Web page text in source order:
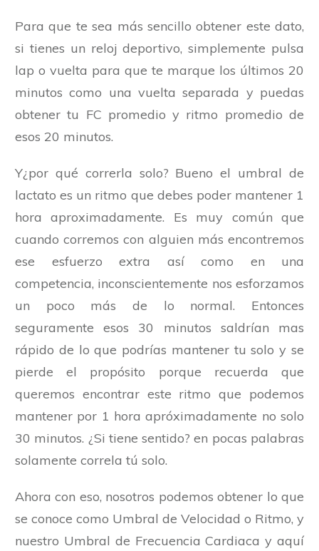
Para que te sea más sencillo obtener este dato,
si tienes un reloj deportivo, simplemente pulsa
lap o vuelta para que te marque los últimos 20
minutos como una vuelta separada y puedas
obtener tu FC promedio y ritmo promedio de
esos 20 minutos.
Y¿por qué correrla solo? Bueno el umbral de
lactato es un ritmo que debes poder mantener 1
hora aproximadamente. Es muy común que
cuando corremos con alguien más encontremos
ese esfuerzo extra así como en una
competencia, inconscientemente nos esforzamos
un poco más de lo normal. Entonces
seguramente esos 30 minutos saldrían mas
rápido de lo que podrías mantener tu solo y se
pierde el propósito porque recuerda que
queremos encontrar este ritmo que podemos
mantener por 1 hora apróximadamente no solo
30 minutos. ¿Si tiene sentido? en pocas palabras
solamente correla tú solo.
Ahora con eso, nosotros podemos obtener lo que
se conoce como Umbral de Velocidad o Ritmo, y
nuestro Umbral de Frecuencia Cardiaca y aquí